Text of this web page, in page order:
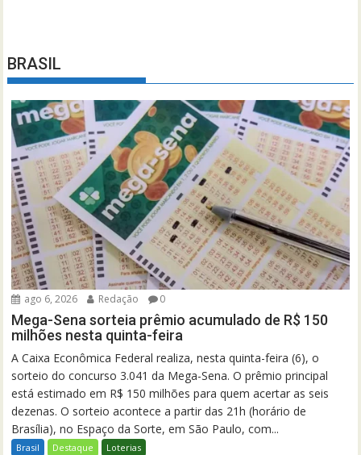
BRASIL
ago 6, 2026 Redação 0
Mega-Sena sorteia prêmio acumulado de R$ 150
milhões nesta quinta-feira
A Caixa Econômica Federal realiza, nesta quinta-feira (6), o
sorteio do concurso 3.041 da Mega-Sena. O prêmio principal
está estimado em R$ 150 milhões para quem acertar as seis
dezenas. O sorteio acontece a partir das 21h (horário de
Brasília), no Espaço da Sorte, em São Paulo, com...
Brasil Destaque Loterias